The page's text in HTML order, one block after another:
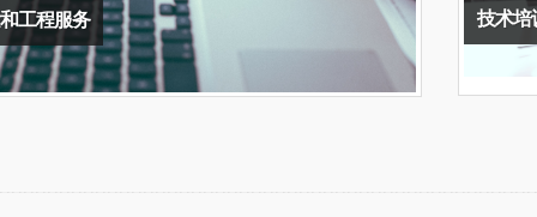
工程服务 技术培